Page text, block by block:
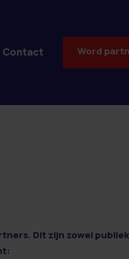
Dit zijn zowel
Contact Word